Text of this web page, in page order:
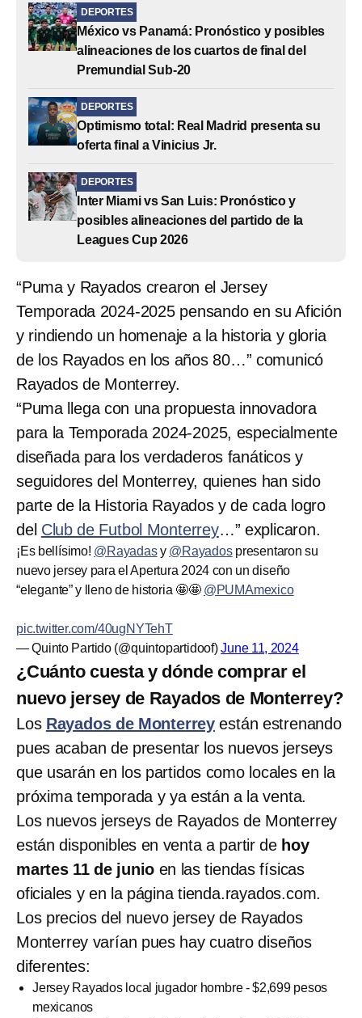
DEPORTES
México vs Panamá: Pronóstico y posibles
alineaciones de los cuartos de final del
Premundial Sub-20
DEPORTES
Optimismo total: Real Madrid presenta su
oferta final a Vinicius Jr.
DEPORTES
Inter Miami vs San Luis: Pronóstico y
posibles alineaciones del partido de la
Leagues Cup 2026
“Puma y Rayados crearon el Jersey
Temporada 2024-2025 pensando en su Afición
y rindiendo un homenaje a la historia y gloria
de los Rayados en los años 80…” comunicó
Rayados de Monterrey.
“Puma llega con una propuesta innovadora
para la Temporada 2024-2025, especialmente
diseñada para los verdaderos fanáticos y
seguidores del Monterrey, quienes han sido
parte de la Historia Rayados y de cada logro
del Club de Futbol Monterrey…” explicaron.
¡Es bellísimo! @Rayadasy @Rayadospresentaron su
nuevo jersey para el Apertura 2024 con un diseño
“elegante” y lleno de historia 🤩🤩 @PUMAmexico
pic.twitter.com/40ugNYTehT
— Quinto Partido (@quintopartidoof)June 11, 2024
¿Cuánto cuesta y dónde comprar el
nuevo jersey de Rayados de Monterrey?
Los Rayados de Monterrey están estrenando
pues acaban de presentar los nuevos jerseys
que usarán en los partidos como locales en la
próxima temporada y ya están a la venta.
Los nuevos jerseys de Rayados de Monterrey
están disponibles en venta a partir de hoy
martes 11 de junio en las tiendas físicas
oficiales y en la página tienda.rayados.com.
Los precios del nuevo jersey de Rayados
Monterrey varían pues hay cuatro diseños
diferentes:
Jersey Rayados local jugador hombre - $2,699 pesos
mexicanos